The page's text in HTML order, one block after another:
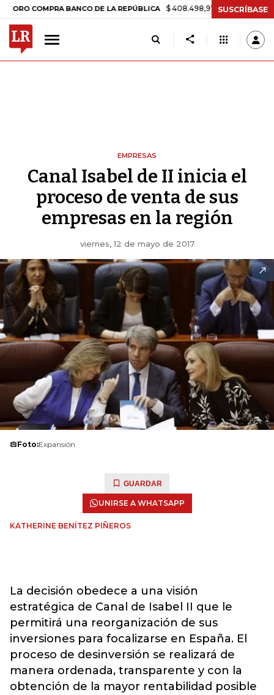
COMPRA BANCO DE LA REPÚBLICA $ 408.498,97 +$ 8.753,81 +2,19%
SUSCRÍBASE
EMPRESAS
Canal Isabel de II inicia el
proceso de venta de sus
empresas en la región
viernes, 12 de mayo de 2017
Foto:Expansión
GUARDAR
UNIRSE A WHATSAPP
KATHERINE BENÍTEZ PIÑEROS
La decisión obedece a una visión
estratégica de Canal de Isabel II que le
permitirá una reorganización de sus
inversiones para focalizarse en España. El
proceso de desinversión se realizará de
manera ordenada, transparente y con la
obtención de la mayor rentabilidad posible